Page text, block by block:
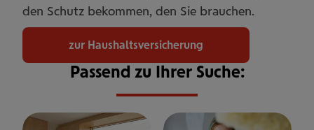
den Schutz bekommen, den Sie brauchen.
zur Haushaltsversicherung
Passend zu Ihrer Suche: